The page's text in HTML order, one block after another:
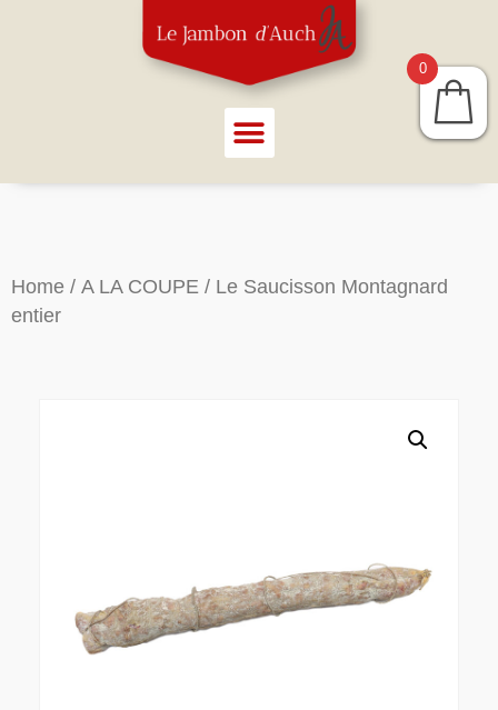
Home / A LA COUPE / Le Saucisson Montagnard
entier
0